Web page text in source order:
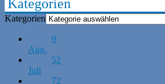
Kategorien
Kategorien
9
Aug.
52
Juli
72